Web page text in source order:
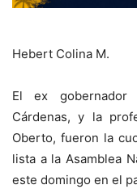
Hebert Colina M.
El ex gobernador
Cárdenas, y la
Oberto, fueron la
lista a la Asamblea
este domingo en el